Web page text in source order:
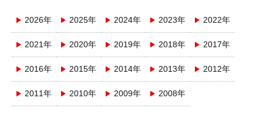
2026年 2025年 2024年 2023年 2022年
2021年 2020年 2019年 2018年 2017年
2016年 2015年 2014年 2013年 2012年
2011年 2010年 2009年 2008年